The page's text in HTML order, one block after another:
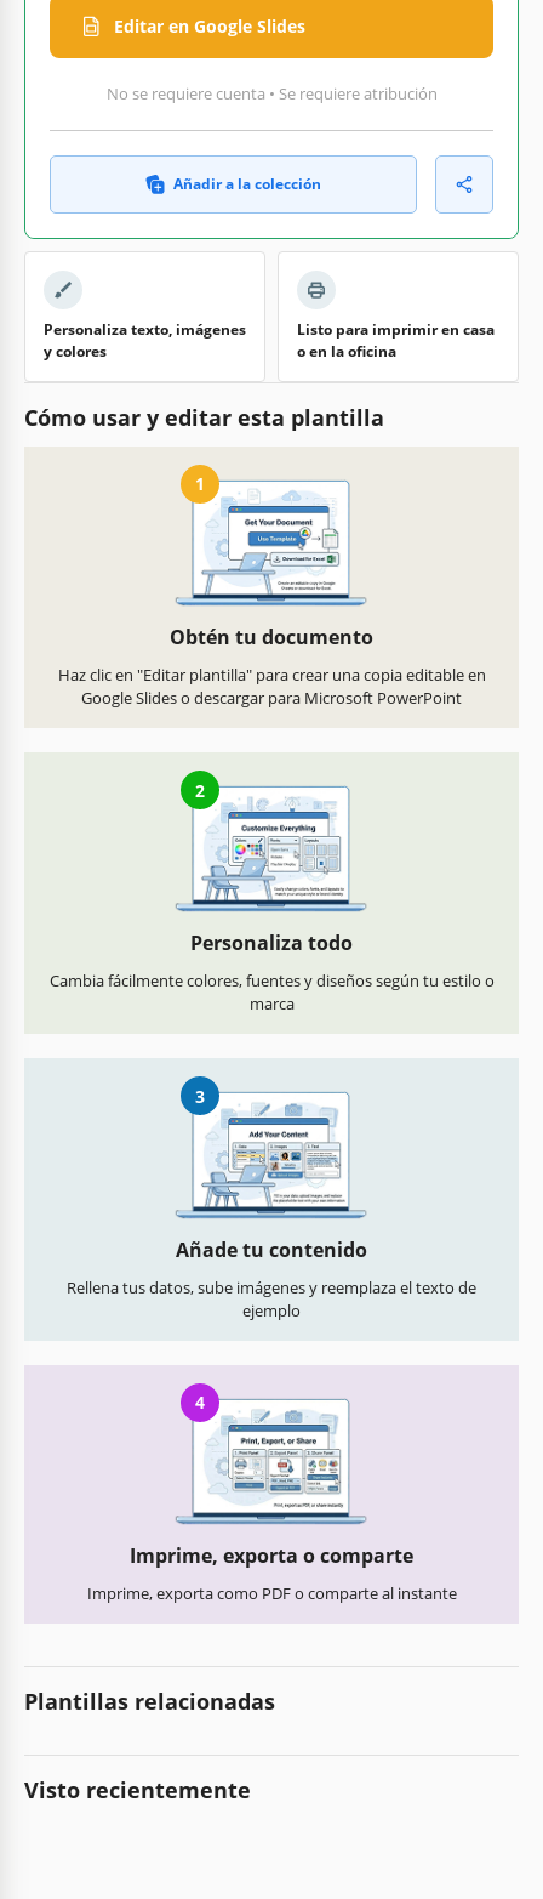
Editar en Google Slides
No se requiere cuenta • Se requiere atribución
Añadir a la colección
Personaliza texto, imágenes
y colores
Listo para imprimir en casa
o en la oficina
Cómo usar y editar esta plantilla
1
Obtén tu documento
Haz clic en "Editar plantilla" para crear una copia editable en
Google Slides o descargar para Microsoft PowerPoint
2
Personaliza todo
Cambia fácilmente colores, fuentes y diseños según tu estilo o
marca
3
Añade tu contenido
Rellena tus datos, sube imágenes y reemplaza el texto de
ejemplo
4
Imprime, exporta o comparte
Imprime, exporta como PDF o comparte al instante
Plantillas relacionadas
Visto recientemente